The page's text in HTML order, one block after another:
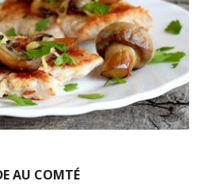
AU COMTÉ